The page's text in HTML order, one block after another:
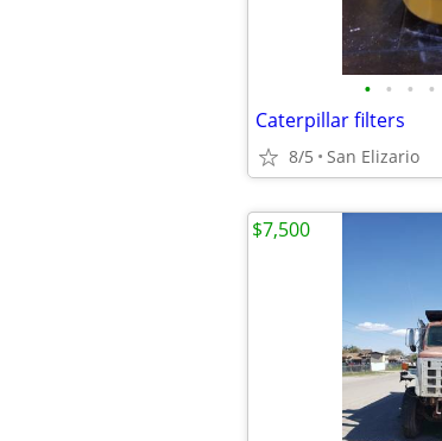
• • • •
Caterpillar filters
8/5 San Elizario
$7,500